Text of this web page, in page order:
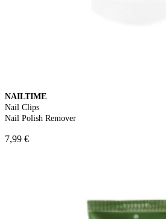
NAILTIME
Nail Clips
Nail Polish Remover
7,99 €